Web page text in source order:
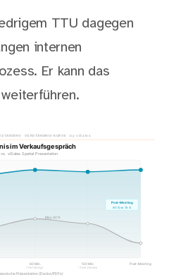
TTU dagegen
internen
Er kann das